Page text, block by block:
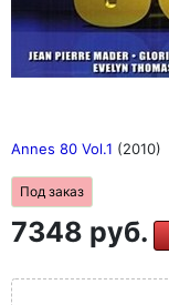
Annes 80 Vol.1 (2010)
Под заказ
7348 руб.